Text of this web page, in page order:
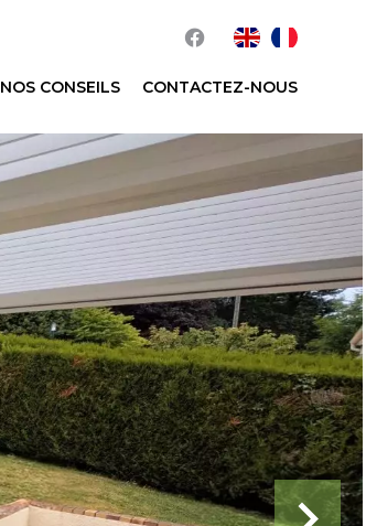
NOS CONSEILS CONTACTEZ-NOUS